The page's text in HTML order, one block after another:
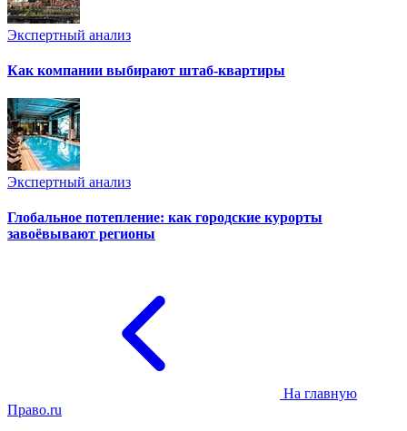
Экспертный анализ
Как компании выбирают штаб-квартиры
Экспертный анализ
Глобальное потепление: как городские курорты
завоёвывают регионы
На главную
Право.ru